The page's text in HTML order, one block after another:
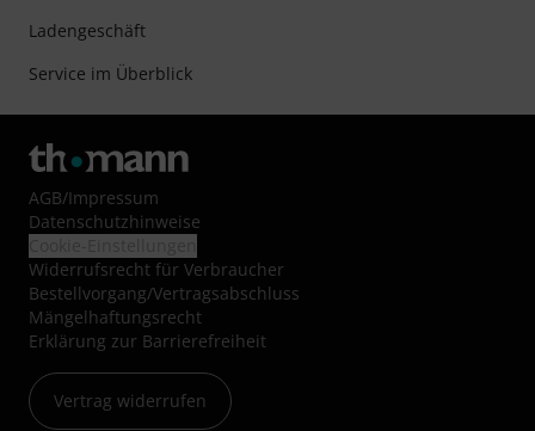
Ladengeschäft
Service im Überblick
AGB/Impressum
Datenschutzhinweise
Widerrufsrecht für Verbraucher
Bestellvorgang/Vertragsabschluss
Mängelhaftungsrecht
Erklärung zur Barrierefreiheit
Vertrag widerrufen